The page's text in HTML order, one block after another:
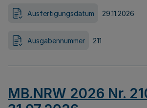
Ausfertigungsdatum 29.11.2026
Ausgabennummer 211
MB.NRW 2026 Nr.